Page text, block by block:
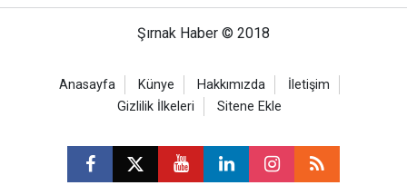
Şırnak Haber © 2018
Anasayfa Künye Hakkımızda
İletişim
Gizlilik İlkeleri
Sitene Ekle